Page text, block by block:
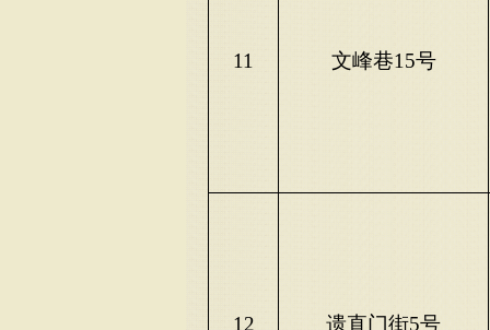
11 文峰巷15号
12 遗直门街5号